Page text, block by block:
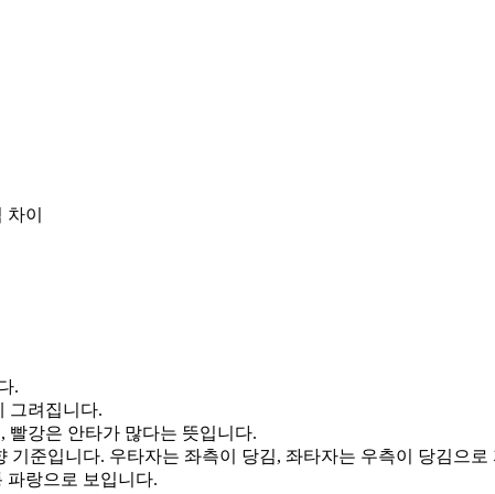
이
.
그려집니다.
강은 안타가 많다는 뜻입니다.
기준입니다. 우타자는 좌측이 당김, 좌타자는 우측이 당김으로
파랑으로 보입니다.